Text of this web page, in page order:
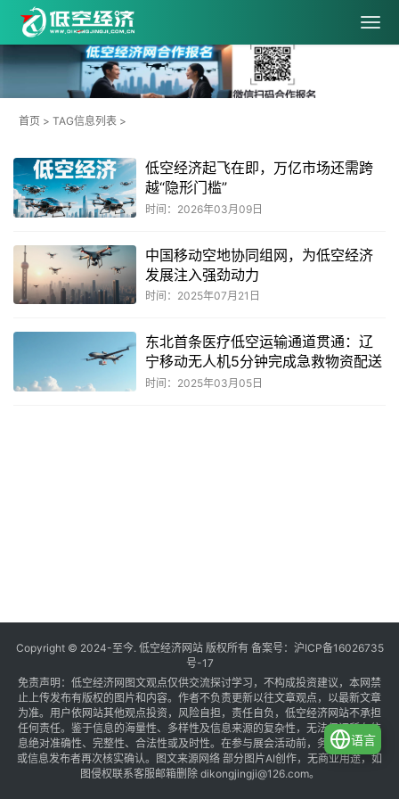
首页 > TAG信息列表 >
低空经济起飞在即，万亿市场还需跨
越“隐形门槛”
时间：2026年03月09日
中国移动空地协同组网，为低空经济
发展注入强劲动力
时间：2025年07月21日
东北首条医疗低空运输通道贯通：辽
宁移动无人机5分钟完成急救物资配送
时间：2025年03月05日
Copyright © 2024-至今. 低空经济网站 版权所有 备案号： 沪ICP备16026735
号-17
免责声明：低空经济网图文观点仅供交流探讨学习，不构成投资建议，本网禁
止上传发布有版权的图片和内容。作者不负责更新以往文章观点，以最新文章
为准。用户依网站其他观点投资，风险自担，责任自负，低空经济网站不承担
任何责任。鉴于信息的海量性、多样性及信息来源的复杂性，无法保证所有信
息绝对准确性、完整性、合法性或及时性。在参与展会活动前，务必与组织方
或信息发布者再次核实确认。图文来源网络 部分图片AI创作，无商业用途，如
图侵权联系客服邮箱删除 dikongjingji@126.com。
语言